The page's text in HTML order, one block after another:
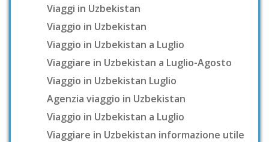
Viaggi in Uzbekistan
Viaggio in Uzbekistan
Viaggio in Uzbekistan a Luglio
Viaggiare in Uzbekistan a Luglio-Agosto
Viaggio in Uzbekistan Luglio
Agenzia viaggio in Uzbekistan
Viaggio in Uzbekistan a Luglio
Viaggiare in Uzbekistan informazione utile